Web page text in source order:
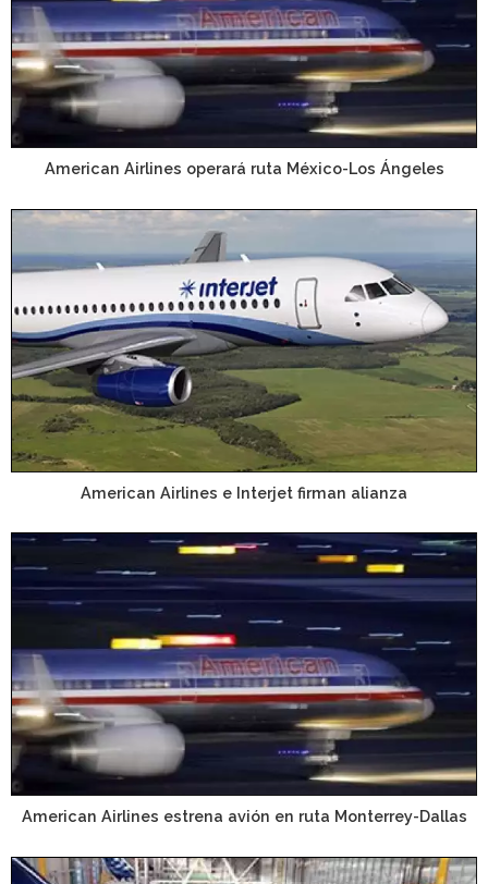
American Airlines operará ruta México-Los Ángeles
American Airlines e Interjet firman alianza
American Airlines estrena avión en ruta Monterrey-Dallas